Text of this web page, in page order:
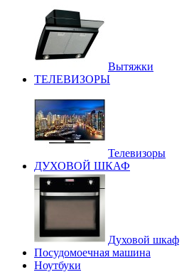
Вытяжки
ТЕЛЕВИЗОРЫ
Телевизоры
ДУХОВОЙ ШКАФ
Духовой шкаф
Посудомоечная машина
Ноутбуки